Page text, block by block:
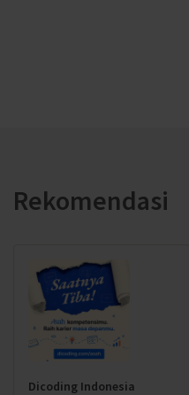
Rekomendasi
Dicoding Indonesia